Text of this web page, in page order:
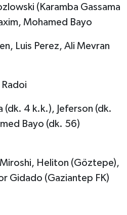
(Karamba Gassama
Mohamed Bayo
Luis Perez, Ali Mevran
4 k.k.), Jeferson (dk.
Bayo (dk. 56)
Heliton (Göztepe),
Gidado (Gaziantep FK)